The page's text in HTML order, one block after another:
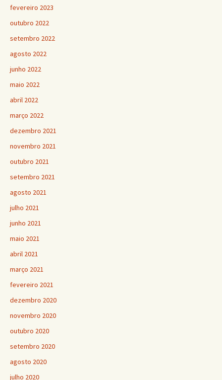
fevereiro 2023
outubro 2022
setembro 2022
agosto 2022
junho 2022
maio 2022
abril 2022
março 2022
dezembro 2021
novembro 2021
outubro 2021
setembro 2021
agosto 2021
julho 2021
junho 2021
maio 2021
abril 2021
março 2021
fevereiro 2021
dezembro 2020
novembro 2020
outubro 2020
setembro 2020
agosto 2020
julho 2020